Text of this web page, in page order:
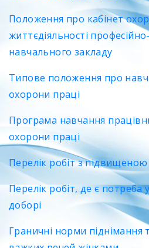
Положення про кабінет
життєдіяльності
навчального закладу
Типове положення про
охорони праці
Програма навчання
охорони праці
Перелік робіт з
Перелік робіт, де є потреба
доборі
Граничні норми піднімання